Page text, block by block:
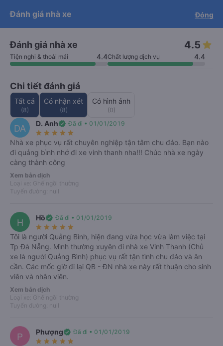
Tải app Vexere ngay!
quyền
Mở app
Tải app Vexere
app
Mở app
cam kết hoàn 150% nếu nhà xe
không cung cấp dịch vụ vận chuyển
Xe Vinh Thanh
4.5
(8) Số điện thoại
Chắc chắn
Hỗ trợ
Nơi xuất phát
import_export
Bạn muốn đi đâu?
Ngày đi
T2, 10/08/2026
Đóng
Đánh giá nhà xe
Đánh giá nhà xe 4.5
Tiện nghi & thoải mái 4.4Chất lượng dịch vụ 4.4
Chi tiết đánh giá
Tất cả
(8)
Có nhận xét
(8)
Có hình ảnh
(0)
DA D. Anhverified Đã đi • 01/01/2019
star_rate star_rate star_rate star_rate star_rate
Nhà xe phục vụ rất chuyên nghiệp tận tâm chu đáo. Bạn nào
đi quảng bình nhớ đi xe vinh thanh nha!!! Chúc nhà xe ngày
càng thành công
Xem bản dịch
Loại xe: Ghế ngồi thường
Tuyến đường: null
H Hồverified Đã đi • 01/01/2019
star_rate star_rate star_rate star_rate star_rate
Tôi là người Quảng Bình, hiện đang vừa học vừa làm việc tại
Tp Đà Nẵng. Mình thường xuyên đi nhà xe Vinh Thanh (Chủ
xe là người Quảng Bình) phục vụ rất tận tình chu đáo và ân
cần. Các mốc giờ đi lại QB - ĐN nhà xe này rất thuận cho sinh
viên và nhân viên.
Xem bản dịch
Loại xe: Ghế ngồi thường
Tuyến đường: null
P Phượngverified Đã đi • 01/01/2019
star_rate star_rate star_rate star_rate star_rate